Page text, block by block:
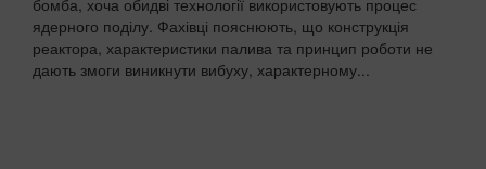
бомба, хоча обидві технології використовують процес
ядерного поділу. Фахівці пояснюють, що конструкція
реактора, характеристики палива та принцип роботи не
дають змоги виникнути вибуху, характерному...